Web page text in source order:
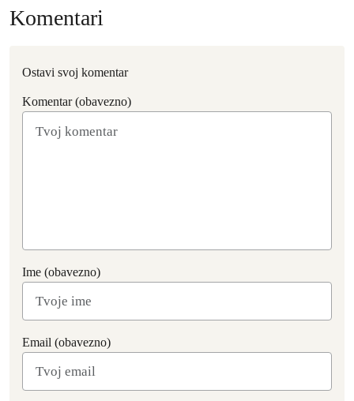
Komentari
Ostavi svoj komentar
Komentar (obavezno)
Ime (obavezno)
Email (obavezno)